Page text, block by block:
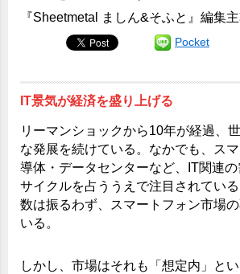
『Sheetmetal ましん&そふと』編集
Pocket
IT景気が経済を盛り上げる
リーマンショックから10年が経過、
な発展を続けている。なかでも、ス
導体・データセンターなど、IT関連
サイクルを占ううえで注目されてい
数は振るわず、スマートフォン市場
いる。
しかし、市場はそれも「想定内」と